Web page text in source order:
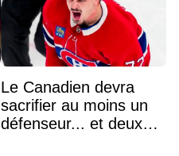
Le Canadien devra
sacrifier au moins un
défenseur... et deux